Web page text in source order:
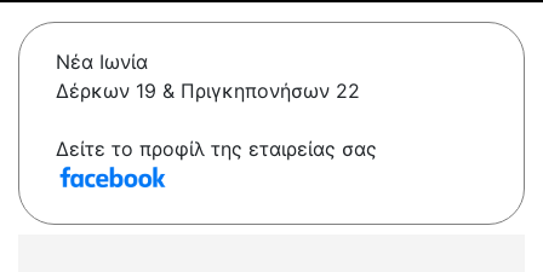
Νέα Ιωνία
Δέρκων 19 & Πριγκηπονήσων 22
Δείτε το προφίλ της εταιρείας σας